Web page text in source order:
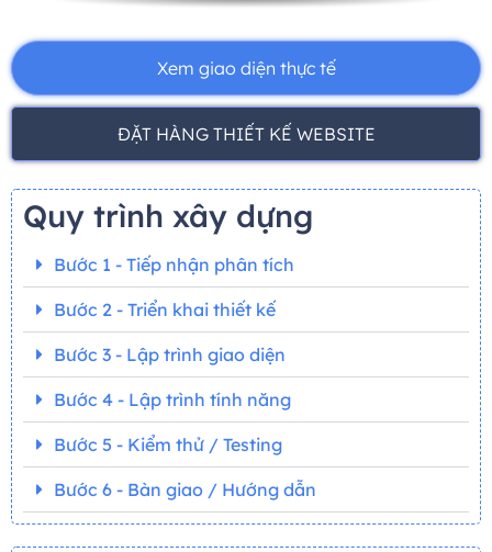
Xem giao diện thực tế
ĐẶT HÀNG THIẾT KẾ WEBSITE
Quy trình xây dựng
Bước 1 - Tiếp nhận phân tích
Bước 2 - Triển khai thiết kế
Bước 3 - Lập trình giao diện
Bước 4 - Lập trình tính năng
Bước 5 - Kiểm thử / Testing
Bước 6 - Bàn giao / Hướng dẫn